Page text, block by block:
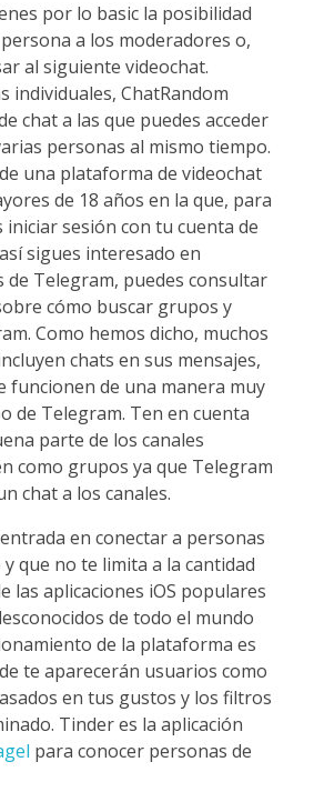
por lo basic la posibilidad
a los moderadores o,
al siguiente videochat.
individuales, ChatRandom
chat a las que puedes acceder
personas al mismo tiempo.
una plataforma de videochat
de 18 años en la que, para
sesión con tu cuenta de
sigues interesado en
Telegram, puedes consultar
cómo buscar grupos y
Como hemos dicho, muchos
chats en sus mensajes,
funcionen de una manera muy
de Telegram. Ten en cuenta
parte de los canales
como grupos ya que Telegram
chat a los canales.
en conectar a personas
que no te limita a la cantidad
las aplicaciones iOS populares
de todo el mundo
de la plataforma es
te aparecerán usuarios como
en tus gustos y los filtros
Tinder es la aplicación
para conocer personas de